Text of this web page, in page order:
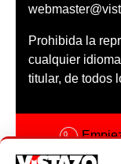
Prohibida la
cualquier
titular, de todos